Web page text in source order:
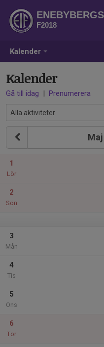
Kalender
F2018
Kalender
Gå till idag | Prenumerera
1
Lör
2
Sön
3
Mån
4
Tis
5
Ons
6
Tor